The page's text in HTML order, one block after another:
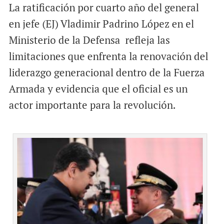
l
b
o
o
k
s
A
p
La ratificación por cuarto año del general
en jefe (EJ) Vladimir Padrino López en el
Ministerio de la Defensa refleja las
limitaciones que enfrenta la renovación del
liderazgo generacional dentro de la Fuerza
Armada y evidencia que el oficial es un
actor importante para la revolución.